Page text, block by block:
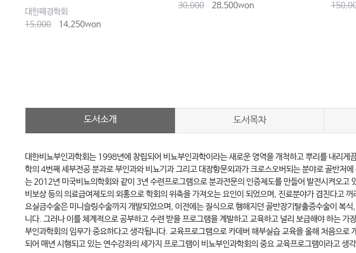
대한폐경학회
15,000
14,250won
30,000
28,500won
도서소개 도서목차
대한비뇨부인과학회는 1998년에 창립되어 비뇨부인과학이라는 새로운 영역을 개척하고 뿌리를 내리
학의 4번째 세부전공 분과로 부인과와 비뇨기과 그리고 대장항문외과가 크로스오버되는 분야로 골반저
는 2012년 미국비뇨의학회와 같이 3년 수련프로그램으로 분과전문의 인증제도를 만들어 발전시켜오고
비보상 등의 의료급여제도의 외홍으로 학회의 위축을 가져오는 요인이 되었으며, 진료분야가 겹친다고
요실금수술은 미니슬링수술까지 개발되었으며, 이전에는 질식으로 행해지던 골반장기탈출증수술이 복
니다. 그러나 이를 체계적으로 공부하고 수련 받을 프로그램을 계발하고 교육하고 널리 보급해야 하는
부인과학회의 임무가 중요하다고 생각됩니다. 교육프로그램으로 카데버 해부실습 교육을 올해 처
되어 매년 시행되고 있는 연수강좌의 세가지 프로그램이 비뇨부인과학회의 중요 교육프로그램이라고 생